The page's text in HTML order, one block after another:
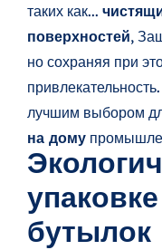
таких как...
поверхностей,
но сохраняя при
лучшим выбором
на дому
бутылок